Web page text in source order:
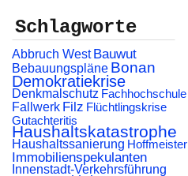
Schlagworte
Abbruch West Bauwut
Bebauungspläne Bonan
Demokratiekrise
Denkmalschutz Fachhochschule
Fallwerk Filz Flüchtlingskrise
Gutachteritis
Haushaltskatastrophe
Haushaltssanierung Hoffmeister
Immobilienspekulanten
Innenstadt-Verkehrsführung